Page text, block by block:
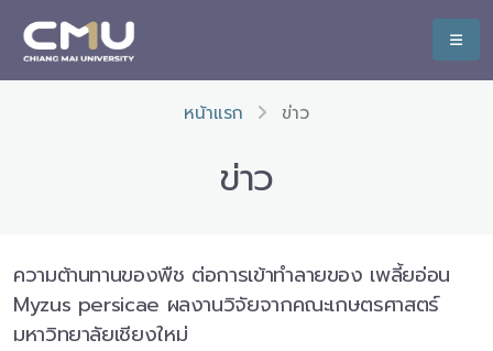
หน้าแรก ข่าว
ข่าว
ความต้านทานของพืช ต่อการเข้าทำลายของ เพลี้ยอ่อน
Myzus persicae ผลงานวิจัยจากคณะเกษตรศาสตร์
มหาวิทยาลัยเชียงใหม่